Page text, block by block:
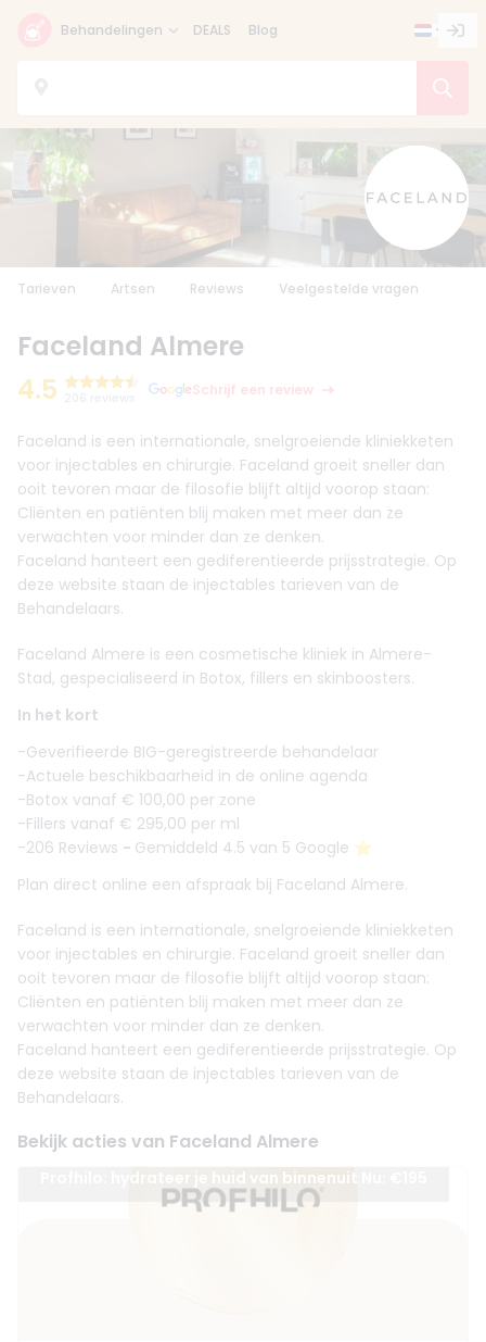
Behandelingen DEALS Blog
Tarieven Artsen Reviews Veelgestelde vragen
Faceland Almere
4.5
Schrijf een review
Faceland is een internationale, snelgroeiende kliniekketen
voor injectables en chirurgie. Faceland groeit sneller dan
ooit tevoren maar de filosofie blijft altijd voorop staan:
Cliënten en patiënten blij maken met meer dan ze
verwachten voor minder dan ze denken.
Faceland hanteert een gediferentieerde prijsstrategie. Op
deze website staan de injectables tarieven van de
Behandelaars.
Faceland Almere is een cosmetische kliniek in Almere-
Stad, gespecialiseerd in Botox, fillers en skinboosters.
In het kort
-Geverifieerde BIG-geregistreerde behandelaar
-Actuele beschikbaarheid in de online agenda
-Botox vanaf € 100,00 per zone
-Fillers vanaf € 295,00 per ml
-206 Reviews - Gemiddeld 4.5 van 5 Google ⭐️
Plan direct online een afspraak bij Faceland Almere.
Faceland is een internationale, snelgroeiende kliniekketen
voor injectables en chirurgie. Faceland groeit sneller dan
ooit tevoren maar de filosofie blijft altijd voorop staan:
Cliënten en patiënten blij maken met meer dan ze
verwachten voor minder dan ze denken.
Faceland hanteert een gediferentieerde prijsstrategie. Op
deze website staan de injectables tarieven van de
Behandelaars.
Bekijk acties van Faceland Almere
Profhilo: hydrateer je huid van binnenuit Nu: €195